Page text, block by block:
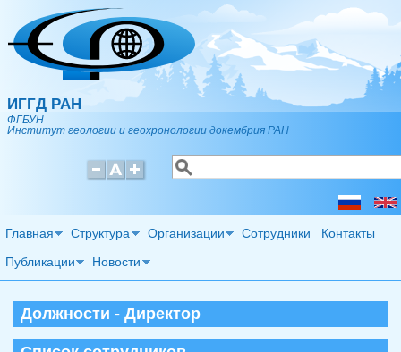
Перейти к основному содержанию
ИГГД РАН
ФГБУН
Институт геологии и геохронологии докембрия РАН
Форма поиска
Поиск
Главная Структура Организации Сотрудники Контакты
Публикации Новости
Должности - Директор